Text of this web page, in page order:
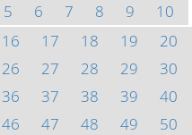
5 6 7 8 9
10
16 17 18 19
20
26 27 28 29
30
36 37 38 39
40
46 47 48 49
50